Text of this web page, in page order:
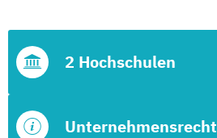
Unternehmensrecht
2 Hochschulen